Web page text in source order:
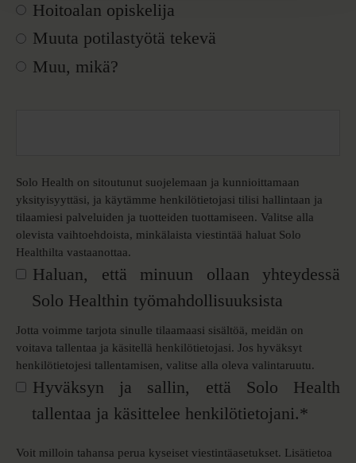
Hoitoalan opiskelija
Muuta potilastyötä tekevä
Muu, mikä?
Solo Health on sitoutunut suojelemaan ja kunnioittamaan
yksityisyyttäsi, ja käytämme henkilötietojasi tilisi hallintaan ja
tilaamiesi palveluiden ja tuotteiden tuottamiseen. Valitse alla
olevista vaihtoehdoista, minkälaista viestintää haluat Solo
Healthilta vastaanottaa.
Haluan, että minuun ollaan yhteydessä
Solo Healthin työmahdollisuuksista
Jotta voimme tarjota sinulle tilaamaasi sisältöä, meidän on
voitava tallentaa ja käsitellä henkilötietojasi. Jos hyväksyt
henkilötietojesi tallentamisen, valitse alla oleva valintaruutu.
Hyväksyn ja sallin, että Solo Health
tallentaa ja käsittelee henkilötietojani.*
Voit milloin tahansa perua kyseiset viestintäasetukset. Lisätietoa